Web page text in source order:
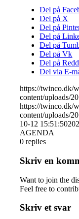
Del på
Del på X
Del på
Del på
Del på
Del på Vk
Del på
Del via E-
https://twinco.dk/
content/uploads/
https://twinco.dk/
content/uploads/
10-12 15:51:50
AGENDA
0 replies
Skriv en
Want to join the
Feel free to
Skriv et svar